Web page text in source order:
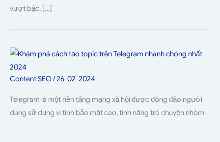
vượt bậc. […]
Content SEO/26-02-2024
Telegram là một nền tảng mạng xã hội được đông đảo người
dùng sử dụng vì tính bảo mật cao, tính năng trò chuyện nhóm